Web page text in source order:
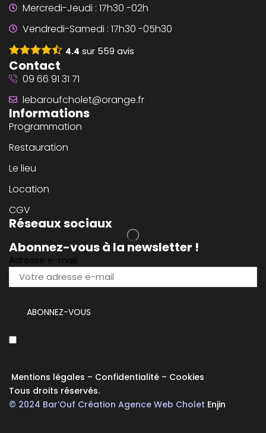
Mercredi-Jeudi : 17h30 -02h
Vendredi-Samedi : 17h30 -05h30
4.4 sur 559 avis
Contact
09 66 91 31 71
lebaroufcholet@orange.fr
Informations
Programmation
Restauration
Le lieu
Location
CGV
Réseaux sociaux
Abonnez-vous à la newsletter !
Adresse e-mail:
Mentions légales – Confidentialité – Cookies
Tous droits réservés.
© 2024 Bar’Ouf Création Agence Web Cholet Enjin